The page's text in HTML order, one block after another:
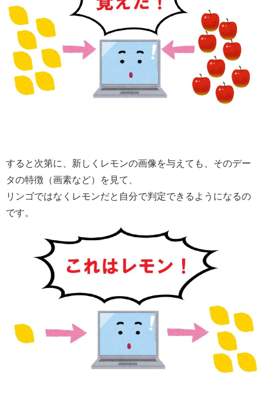
すると次第に、新しくレモンの画像を与えても、そのデー
タの特徴（画素など）を見て、
リンゴではなくレモンだと自分で判定できるようになるの
です。